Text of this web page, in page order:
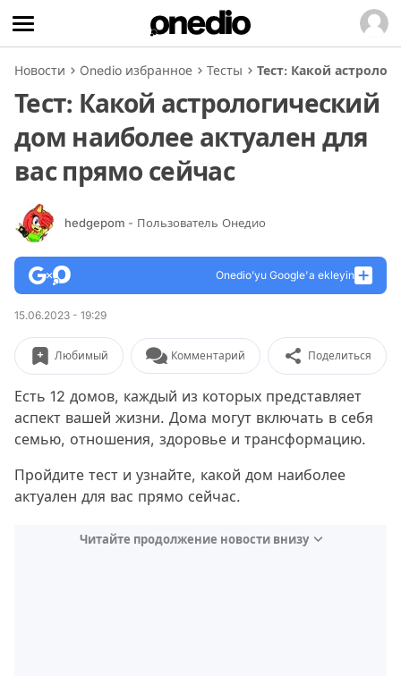
Новости Onedio избранное Тесты Тест: Какой
Тест: Какой астрологический
дом наиболее актуален для
вас прямо сейчас
hedgepom - Пользователь Онедио
Onedio’yu Google'a ekleyin
15.06.2023 - 19:29
Любимый Комментарий Поделиться
Есть 12 домов, каждый из которых представляет
аспект вашей жизни. Дома могут включать в себя
семью, отношения, здоровье и трансформацию.
Пройдите тест и узнайте, какой дом наиболее
актуален для вас прямо сейчас.
Читайте продолжение новости внизу